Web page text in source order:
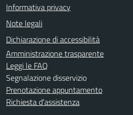
Informativa privacy
Note legali
Dichiarazione di accessibilità
Amministrazione trasparente
Leggi le FAQ
Segnalazione disservizio
Prenotazione appuntamento
Richiesta d'assistenza